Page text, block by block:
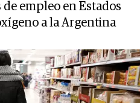
empleo en Estados
a la Argentina